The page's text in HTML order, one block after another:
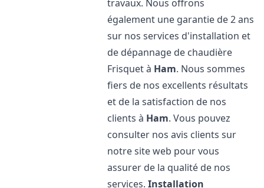
travaux. Nous offrons
également une garantie de 2 ans
sur nos services d'installation et
de dépannage de chaudière
Frisquet à Ham. Nous sommes
fiers de nos excellents résultats
et de la satisfaction de nos
clients à Ham. Vous pouvez
consulter nos avis clients sur
notre site web pour vous
assurer de la qualité de nos
services.Installation